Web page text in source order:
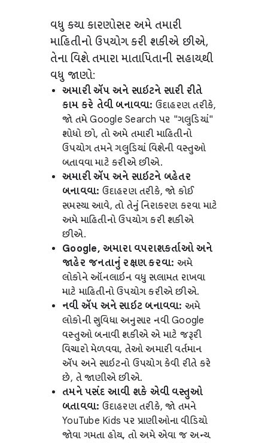
વધુ કયા કારણોસર અમે તમારી
માહિતીનો ઉપયોગ કરી શકીએ છીએ,
તેના વિશે તમારા માતાપિતાની સહાયથી
વધુ જાણો:
અમારી ઍપ અને સાઇટને સારી રીતે
કામ કરે તેવી બનાવવા: ઉદાહરણ તરીકે,
જો તમે Google Search પર "ગલુડિયાં"
શોધો છો, તો અમે તમારી માહિતીનો
ઉપયોગ તમને ગલુડિયાં વિશેની વસ્તુઓ
બતાવવા માટે કરીએ છીએ.
અમારી ઍપ અને સાઇટને બહેતર
બનાવવા: ઉદાહરણ તરીકે, જો કોઈ
સમસ્યા આવે, તો તેનું નિરાકરણ કરવા માટે
અમે માહિતીનો ઉપયોગ કરી શકીએ
છીએ.
Google, અમારા વપરાશકર્તાઓ અને
જાહેર જનતાનું રક્ષણ કરવા: અમે
લોકોને ઑનલાઇન વધુ સલામત રાખવા
માટે માહિતીનો ઉપયોગ કરીએ છીએ.
નવી ઍપ અને સાઇટ બનાવવા: અમે
લોકોની સુવિધા અનુસાર નવી Google
વસ્તુઓ બનાવી શકીએ એ માટે જરૂરી
વિચારો મેળવવા, તેઓ અમારી વર્તમાન
ઍપ અને સાઇટનો ઉપયોગ કેવી રીતે કરે
છે, તે જાણીએ છીએ.
તમને પસંદ આવી શકે એવી વસ્તુઓ
બતાવવા: ઉદાહરણ તરીકે, જો તમને
YouTube Kids પર પ્રાણીઓના વીડિયો
જોવા ગમતા હોય, તો અમે એવા જ અન્ય